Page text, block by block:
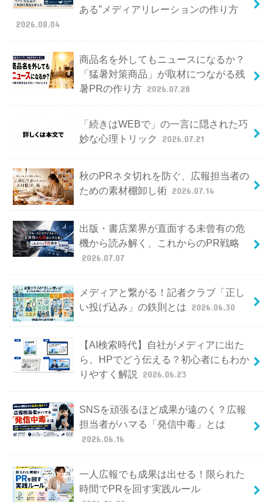
ある”メディアリレーションの作り方
2026.08.04
商品名を外してもニュースになるか？
「猛暑対策商品」が取材につながる残
暑PRの作り方 2026.07.28
「続きはWEBで」の一言に隠された巧
妙な心理トリック
2026.07.21
秋のPRネタ切れを防ぐ、広報担当者の
ための素材棚卸し術 2026.07.14
出版・書店業界が直面する未曾有の危
機から読み解く、これからのPR戦略
2026.07.07
メディアと繋がる！記者クラブ「正し
い投げ込み」の鉄則とは 2026.06.30
【AI検索時代】自社がメディアに出た
ら、HPでどう伝える？初心者にもわか
りやすく解説
2026.06.23
SNSを頑張るほど成果が遠のく？広報
担当者がハマる「発信中毒」とは
2026.06.16
一人広報でも成果は出せる！限られた
時間でPRを回す実践ルール